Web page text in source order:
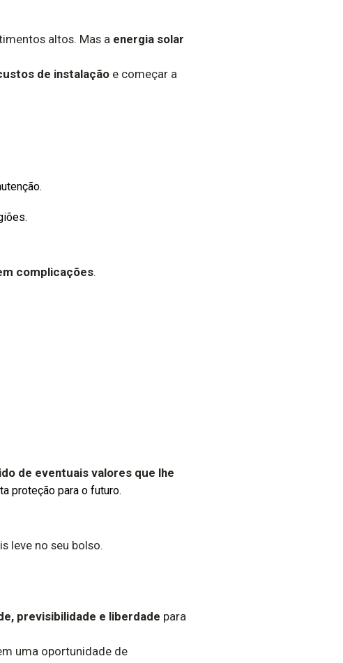
altos. Mas a energia solar
de instalação e começar a
complicações.
de eventuais valores que lhe
proteção para o futuro.
leve no seu bolso.
previsibilidade e liberdade para
uma oportunidade de